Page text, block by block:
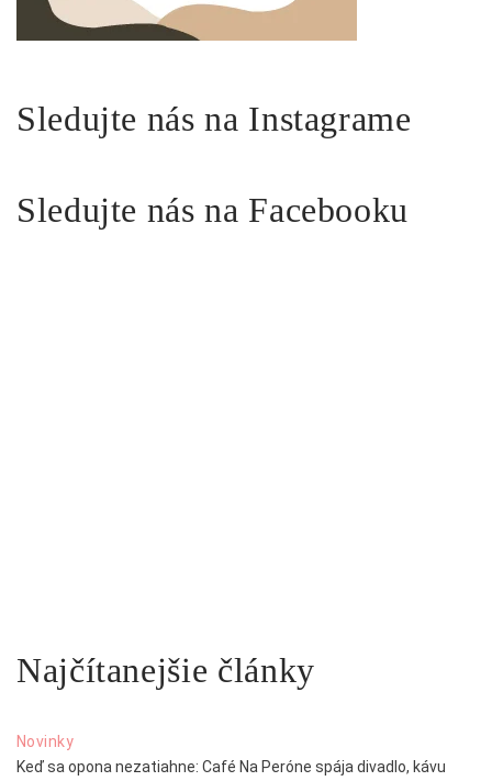
Sledujte nás na Instagrame
Sledujte nás na Facebooku
Najčítanejšie články
Novinky
Keď sa opona nezatiahne: Café Na Peróne spája divadlo, kávu